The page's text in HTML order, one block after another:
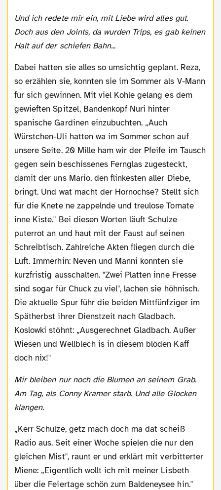
Und ich redete mir ein, mit Liebe wird alles gut.
Doch aus den Joints, da wurden Trips, es gab keinen
Halt auf der schiefen Bahn...
Dabei hatten sie alles so umsichtig geplant. Reza,
so erzählen sie, konnten sie im Sommer als V-Mann
für sich gewinnen. Mit viel Kohle gelang es dem
gewieften Spitzel, Bandenkopf Nuri hinter
spanische Gardinen einzubuchten. „Auch
Würstchen-Uli hatten wa im Sommer schon auf
unsere Seite. 20 Mille ham wir der Pfeife im Tausch
gegen sein beschissenes Fernglas zugesteckt,
damit der uns Mario, den flinkesten aller Diebe,
bringt. Und wat macht der Hornochse? Stellt sich
für die Knete ne zappelnde und treulose Tomate
inne Kiste." Bei diesen Worten läuft Schulze
puterrot an und haut mit der Faust auf seinen
Schreibtisch. Zahlreiche Akten fliegen durch die
Luft. Immerhin: Neven und Manni konnten sie
kurzfristig ausschalten. "Zwei Platten inne Fresse
sind sogar für Chuck zu viel", lachen sie höhnisch.
Die aktuelle Spur führ die beiden Mittfünfziger im
Spätherbst ihrer Dienstzeit nach Gladbach.
Koslowki stöhnt: „Ausgerechnet Gladbach. Außer
Wiesen und Wellblech is in diesem blöden Kaff
doch nix!"
Mir bleiben nur noch die Blumen an seinem Grab.
Am Tag, als Conny Kramer starb. Und alle Glocken
klangen.
„Kerr Schulze, getz mach doch ma dat scheiß
Radio aus. Seit einer Woche spielen die nur den
gleichen Mist", raunt er und erklärt mit verbitterter
Miene: „Eigentlich wollt ich mit meiner Lisbeth
über die Feiertage schön zum Baldeneysee hin."